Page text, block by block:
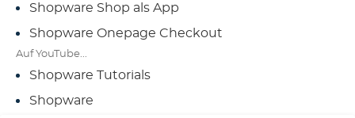
Shopware Shop als App
Shopware Onepage Checkout
Auf YouTube...
Shopware Tutorials
Shopware